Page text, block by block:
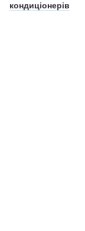
кондиціонерів